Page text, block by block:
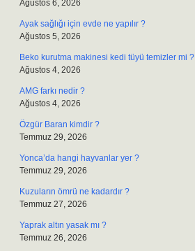
Ağustos 6, 2026
Ayak sağlığı için evde ne yapılır ?
Ağustos 5, 2026
Beko kurutma makinesi kedi tüyü temizler mi ?
Ağustos 4, 2026
AMG farkı nedir ?
Ağustos 4, 2026
Özgür Baran kimdir ?
Temmuz 29, 2026
Yonca’da hangi hayvanlar yer ?
Temmuz 29, 2026
Kuzuların ömrü ne kadardır ?
Temmuz 27, 2026
Yaprak altın yasak mı ?
Temmuz 26, 2026